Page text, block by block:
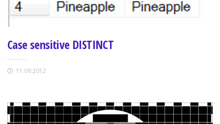
Case sensitive DISTINCT
11.09.2012